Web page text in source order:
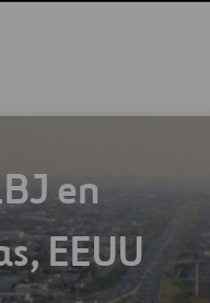
en
EEUU